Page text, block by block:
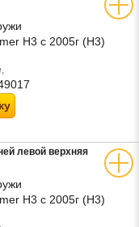
H3 с 2005г (Н3)
левой верхняя
H3 с 2005г (Н3)